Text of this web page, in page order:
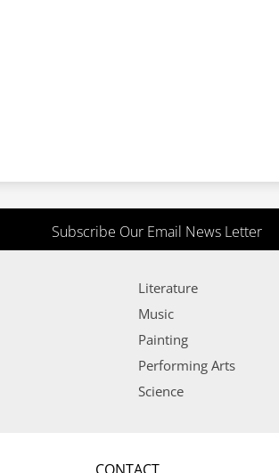
Subscribe Our Email News Letter
Literature
Music
Painting
Performing Arts
Science